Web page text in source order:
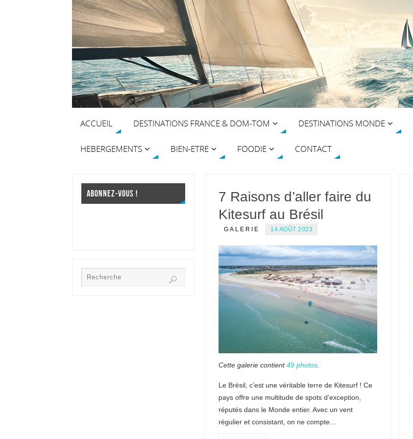
ACCUEIL DESTINATIONS FRANCE & DOM-TOM DESTINATIONS MONDE
HEBERGEMENTS BIEN-ETRE FOODIE CONTACT
7 Raisons d’aller faire du
Kitesurf au Brésil
GALERIE 14 AOÛT 2023
Cette galerie contient49 photos
Le Brésil, c’est une véritable terre de Kitesurf ! Ce
pays offre une multitude de spots d’exception,
réputés dans le Monde entier. Avec un vent
régulier et consistant, on ne compte…
ABONNEZ-VOUS !